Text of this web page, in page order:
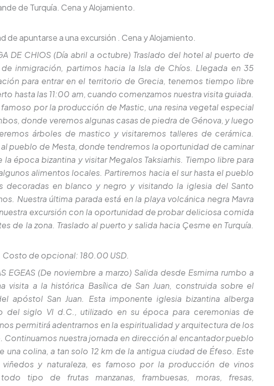
de Turquía. Cena y Alojamiento.
de apuntarse a una excursión . Cena y Alojamiento.
DE CHIOS (Día abril a octubre) Traslado del hotel al puerto de
inmigración, partimos hacia la Isla de Chíos. Llegada en 35
para entrar en el territorio de Grecia, tenemos tiempo libre
hasta las 11:00 am, cuando comenzamos nuestra visita guiada.
por la producción de Mastic, una resina vegetal especial
donde veremos algunas casas de piedra de Génova, y luego
árboles de mastico y visitaremos talleres de cerámica.
pueblo de Mesta, donde tendremos la oportunidad de caminar
época bizantina y visitar Megalos Taksiarhis. Tiempo libre para
alimentos locales. Partiremos hacia el sur hasta el pueblo
decoradas en blanco y negro y visitando la iglesia del Santo
Nuestra última parada está en la playa volcánica negra Mavra
excursión con la oportunidad de probar deliciosa comida
de la zona. Traslado al puerto y salida hacia Çesme en Turquía.
Costo de opcional: 180.00 USD.
EGEAS (De noviembre a marzo) Salida desde Esmirna rumbo a
visita a la histórica Basílica de San Juan, construida sobre el
apóstol San Juan. Esta imponente iglesia bizantina alberga
del siglo VI d.C., utilizado en su época para ceremonias de
permitirá adentrarnos en la espiritualidad y arquitectura de los
nuestra jornada en dirección al encantador pueblo
colina, a tan solo 12 km de la antigua ciudad de Éfeso. Este
y naturaleza, es famoso por la producción de vinos
tipo de frutas manzanas, frambuesas, moras, fresas,